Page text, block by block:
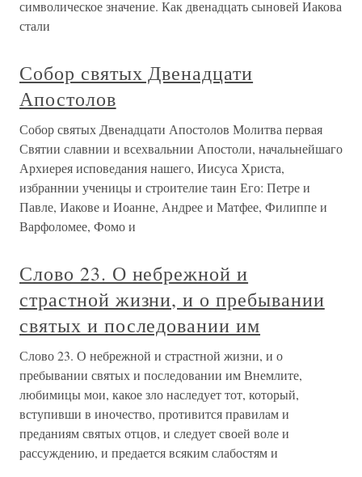
символическое значение. Как двенадцать сыновей Иакова
стали
Собор святых Двенадцати
Апостолов
Собор святых Двенадцати Апостолов Молитва первая
Святии славнии и всехвальнии Апостоли, начальнейшаго
Архиерея исповедания нашего, Иисуса Христа,
избраннии ученицы и строителие таин Его: Петре и
Павле, Иакове и Иоанне, Андрее и Матфее, Филиппе и
Варфоломее, Фомо и
Слово 23. О небрежной и
страстной жизни, и о пребывании
святых и последовании им
Слово 23. О небрежной и страстной жизни, и о
пребывании святых и последовании им Внемлите,
любимицы мои, какое зло наследует тот, который,
вступивши в иночество, противится правилам и
преданиям святых отцов, и следует своей воле и
рассуждению, и предается всяким слабостям и